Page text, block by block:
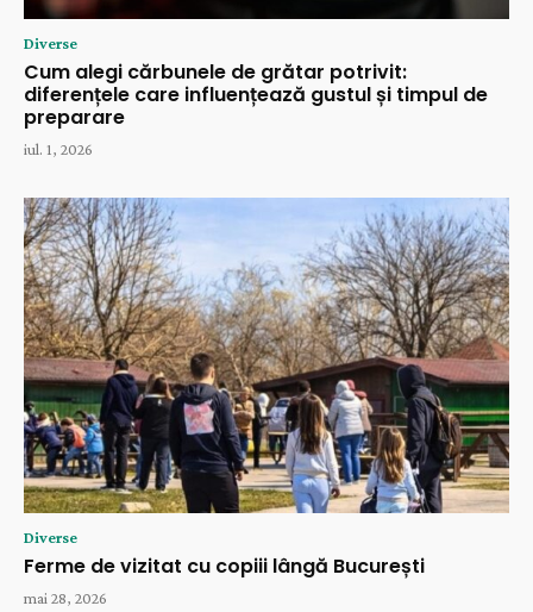
Diverse
Cum alegi cărbunele de grătar potrivit:
diferențele care influențează gustul și timpul de
preparare
iul. 1, 2026
Diverse
Ferme de vizitat cu copiii lângă București
mai 28, 2026